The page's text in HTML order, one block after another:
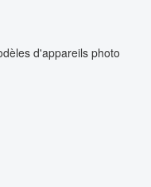
d'appareils photo